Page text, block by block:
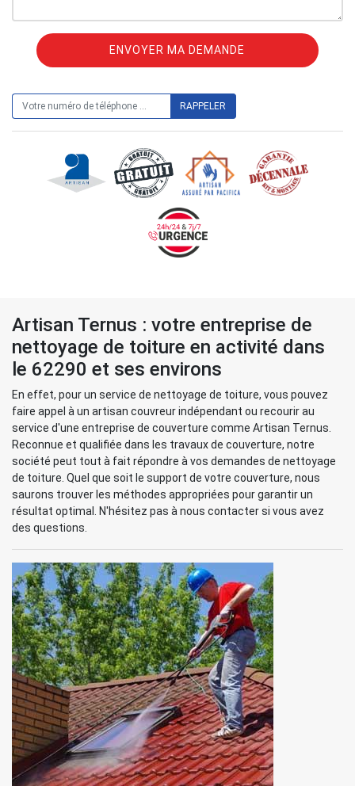
Artisan Ternus : votre entreprise de
nettoyage de toiture en activité dans
le 62290 et ses environs
En effet, pour un service de nettoyage de toiture, vous pouvez
faire appel à un artisan couvreur indépendant ou recourir au
service d'une entreprise de couverture comme Artisan Ternus.
Reconnue et qualifiée dans les travaux de couverture, notre
société peut tout à fait répondre à vos demandes de nettoyage
de toiture. Quel que soit le support de votre couverture, nous
saurons trouver les méthodes appropriées pour garantir un
résultat optimal. N'hésitez pas à nous contacter si vous avez
des questions.